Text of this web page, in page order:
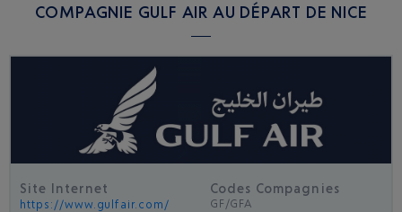
COMPAGNIE GULF AIR AU DÉPART DE NICE
Site Internet
https://www.gulfair.com/
Codes Compagnies
GF/GFA